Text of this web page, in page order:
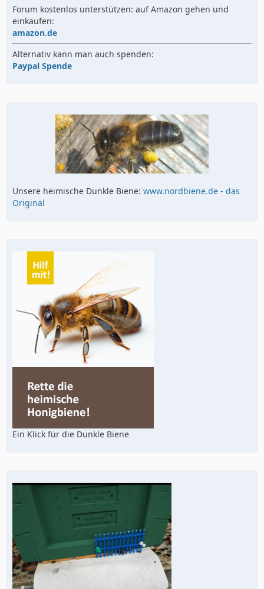
Forum kostenlos unterstützen: auf Amazon gehen und
einkaufen:
amazon.de
Alternativ kann man auch spenden:
Paypal Spende
Unsere heimische Dunkle Biene: www.nordbiene.de - das
Original
Ein Klick für die Dunkle Biene